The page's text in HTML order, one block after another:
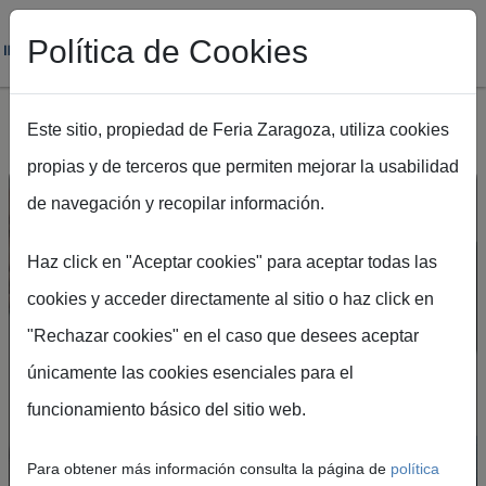
Pasar al contenido principal
Crea tu cuenta en el
Portal de Visitantes
Podrás acceder de forma rápida y segura a
Política de Cookies
Este sitio, propiedad de Feria Zaragoza, utiliza cookies
propias y de terceros que permiten mejorar la usabilidad
de navegación y recopilar información.
Haz click en "Aceptar cookies" para aceptar todas las
cookies y acceder directamente al sitio o haz click en
"Rechazar cookies" en el caso que desees aceptar
únicamente las cookies esenciales para el
funcionamiento básico del sitio web.
Para obtener más información consulta la página de política